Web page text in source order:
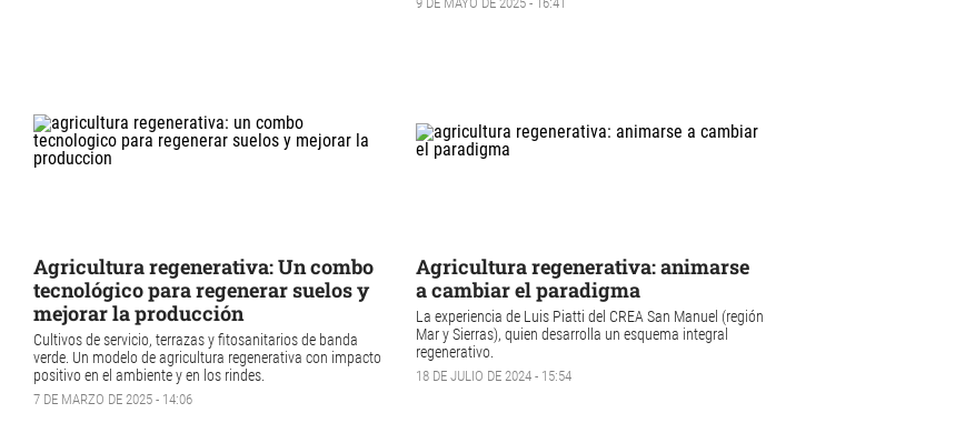
Agricultura regenerativa: Un combo
tecnológico para regenerar suelos y
mejorar la producción
Cultivos de servicio, terrazas y fitosanitarios de banda
verde. Un modelo de agricultura regenerativa con impacto
positivo en el ambiente y en los rindes.
7 DE MARZO DE 2025 - 14:06
Agricultura regenerativa: animarse
a cambiar el paradigma
La experiencia de Luis Piatti del CREA San Manuel (región
Mar y Sierras), quien desarrolla un esquema integral
regenerativo.
18 DE JULIO DE 2024 - 15:54